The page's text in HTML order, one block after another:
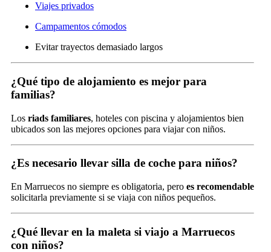
Viajes privados
Campamentos cómodos
Evitar trayectos demasiado largos
¿Qué tipo de alojamiento es mejor para
familias?
Los riads familiares, hoteles con piscina y alojamientos bien
ubicados son las mejores opciones para viajar con niños.
¿Es necesario llevar silla de coche para niños?
En Marruecos no siempre es obligatoria, pero es recomendable
solicitarla previamente si se viaja con niños pequeños.
¿Qué llevar en la maleta si viajo a Marruecos
con niños?